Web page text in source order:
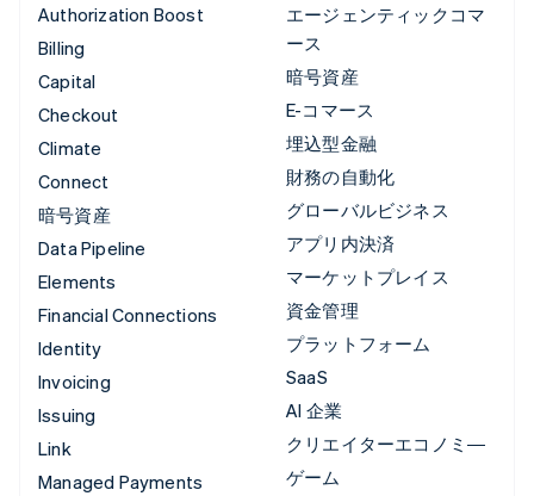
Authorization Boost
Billing
Capital
Checkout
Climate
Connect
暗号資産
Data Pipeline
Elements
Financial Connections
Identity
Invoicing
Issuing
Link
Managed Payments
エージェンティックコマ
ース
暗号資産
E-コマース
埋込型金融
財務の自動化
グローバルビジネス
アプリ内決済
マーケットプレイス
資金管理
プラットフォーム
SaaS
AI 企業
クリエイターエコノミ―
ゲーム